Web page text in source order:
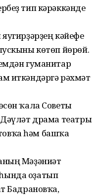
тип кәрәккәнде
кәйефе
көтөп йөрөй.
гуманитар
иткәндәргә рәхмәт
ҡала Советы
драма театры
һәм башҡа
Мәҙәниәт
оҙатып
Бадрановҡа,